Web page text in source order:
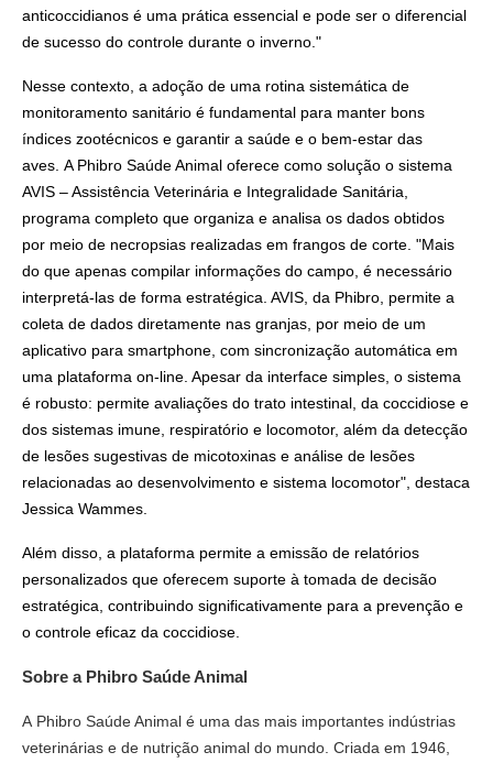
anticoccidianos é uma prática essencial e pode ser o diferencial
de sucesso do controle durante o inverno."
Nesse contexto, a adoção de uma rotina sistemática de
monitoramento sanitário é fundamental para manter bons
índices zootécnicos e garantir a saúde e o bem-estar das
aves. A Phibro Saúde Animal oferece como solução o sistema
AVIS – Assistência Veterinária e Integralidade Sanitária,
programa completo que organiza e analisa os dados obtidos
por meio de necropsias realizadas em frangos de corte. "Mais
do que apenas compilar informações do campo, é necessário
interpretá-las de forma estratégica. AVIS, da Phibro, permite a
coleta de dados diretamente nas granjas, por meio de um
aplicativo para smartphone, com sincronização automática em
uma plataforma on-line. Apesar da interface simples, o sistema
é robusto: permite avaliações do trato intestinal, da coccidiose e
dos sistemas imune, respiratório e locomotor, além da detecção
de lesões sugestivas de micotoxinas e análise de lesões
relacionadas ao desenvolvimento e sistema locomotor", destaca
Jessica Wammes.
Além disso, a plataforma permite a emissão de relatórios
personalizados que oferecem suporte à tomada de decisão
estratégica, contribuindo significativamente para a prevenção e
o controle eficaz da coccidiose.
Sobre a Phibro Saúde Animal
A Phibro Saúde Animal é uma das mais importantes indústrias
veterinárias e de nutrição animal do mundo. Criada em 1946,